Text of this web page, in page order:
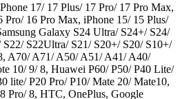
17/ 17 Plus/ 17 Pro/ 17 Pro Max,
Pro/ 16 Pro Max, iPhone 15/ 15 Plus/
Galaxy S24 Ultra/ S24+/ S24/
S22Ultra/ S21/ S20+/ S20/ S10+/
A70/ A71/ A50/ A51/ A41/ A40/
10/ 9/ 8, Huawei P60/ P50/ P40 Lite/
lite/ P20 Pro/ P10/ Mate 20/ Mate10,
Pro/ 8, HTC, OnePlus, Google